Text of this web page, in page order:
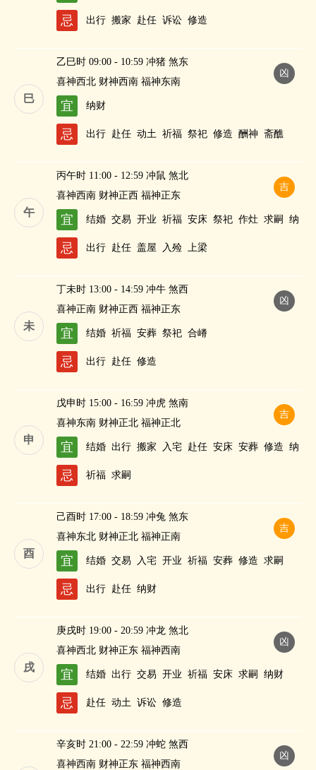
忌 出行 搬家 赴任 诉讼 修造
巳
凶
乙巳时 09:00 - 10:59 冲猪 煞东
喜神西北 财神西南 福神东南
宜 纳财
忌 出行 赴任 动土 祈福 祭祀 修造 酬神 斋醮
午
吉
丙午时 11:00 - 12:59 冲鼠 煞北
喜神西南 财神正西 福神正东
宜 结婚 交易 开业 祈福 安床 祭祀 作灶 求嗣
纳
财
忌 出行 赴任 盖屋 入殓 上梁
未
凶
丁未时 13:00 - 14:59 冲牛 煞西
喜神正南 财神正西 福神正东
宜 结婚 祈福 安葬 祭祀 合嵴
忌 出行 赴任 修造
申
吉
戊申时 15:00 - 16:59 冲虎 煞南
喜神东南 财神正北 福神正北
宜 结婚 出行 搬家 入宅 赴任 安床 安葬 修造 纳
财
忌 祈福 求嗣
酉
吉
己酉时 17:00 - 18:59 冲兔 煞东
喜神东北 财神正北 福神正南
宜 结婚 交易 入宅 开业 祈福 安葬 修造 求嗣
忌 出行 赴任 纳财
戌
凶
庚戌时 19:00 - 20:59 冲龙 煞北
喜神西北 财神正东 福神西南
宜 结婚 出行 交易 开业 祈福 安床 求嗣 纳财
忌 赴任 动土 诉讼 修造
凶
辛亥时 21:00 - 22:59 冲蛇 煞西
喜神西南 财神正东 福神西南